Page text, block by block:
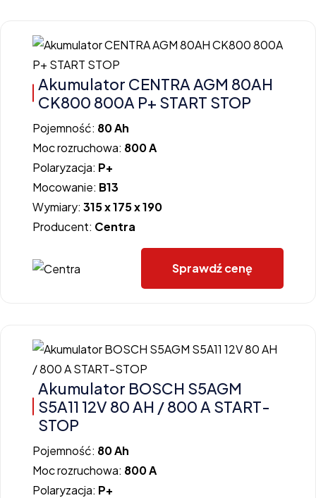
Akumulator CENTRA AGM 80AH
CK800 800A P+ START STOP
Pojemność: 80 Ah
Moc rozruchowa: 800 A
Polaryzacja: P+
Mocowanie: B13
Wymiary: 315 x 175 x 190
Producent: Centra
Sprawdź cenę
Akumulator BOSCH S5AGM
S5A11 12V 80 AH / 800 A START-
STOP
Pojemność: 80 Ah
Moc rozruchowa: 800 A
Polaryzacja: P+